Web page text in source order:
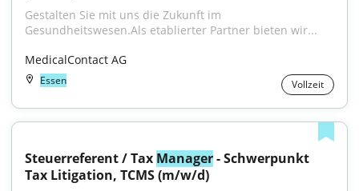
Gestalten Sie mit uns die Zukunft im
Gesundheitswesen.Als etablierter Partner bieten wir...
MedicalContact AG
Essen Vollzeit
Steuerreferent / Tax Manager - Schwerpunkt
Tax Litigation, TCMS (m/w/d)